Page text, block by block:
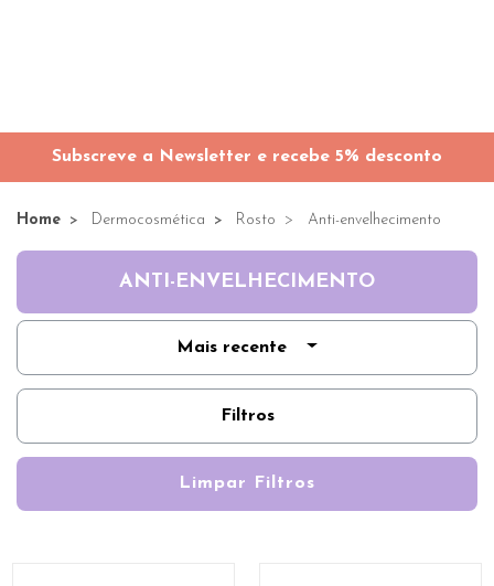
Subscreve a Newsletter e recebe 5% desconto
Home Dermocosmética Rosto Anti-envelhecimento
ANTI-ENVELHECIMENTO
Mais recente
Filtros
Limpar Filtros